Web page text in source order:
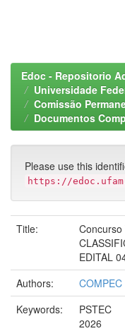
Edoc - Repositorio
Universidade
Comissão
Documentos
Please use this
https://
Title:
Concurso
EDITAL
Authors:
COMPEC
Keywords:
PSTEC
2026